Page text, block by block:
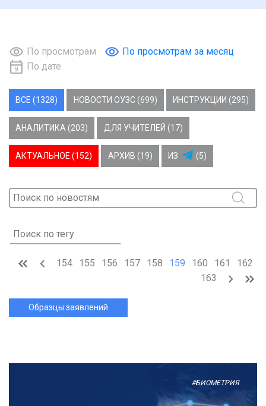
По просмотрам
По просмотрам за месяц
По дате
ВСЕ (1328) НОВОСТИ ОУЗС (699) ИНСТРУКЦИИ (295)
АНАЛИТИКА (203) ДЛЯ УЧИТЕЛЕЙ (17)
АКТУАЛЬНОЕ (152) АРХИВ (19) ИЗ (5)
154 155 156 157 158 159 160 161
162
163
Образцы заявлений
#БИОМЕТРИЯ